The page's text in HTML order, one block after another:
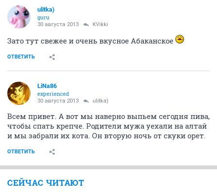
ulitka)
guru
30 августа 2013 KVikki
Зато тут свежее и очень вкусное Абаканское
ОТВЕТИТЬ
LiNa86
experienced
30 августа 2013 ulitka)
Всем привет. А вот мы наверно выпьем сегодня пива,
чтобы спать крепче. Родители мужа уехали на алтай
и мы забрали их кота. Он вторую ночь от скуки орет.
ОТВЕТИТЬ
СЕЙЧАС ЧИТАЮТ